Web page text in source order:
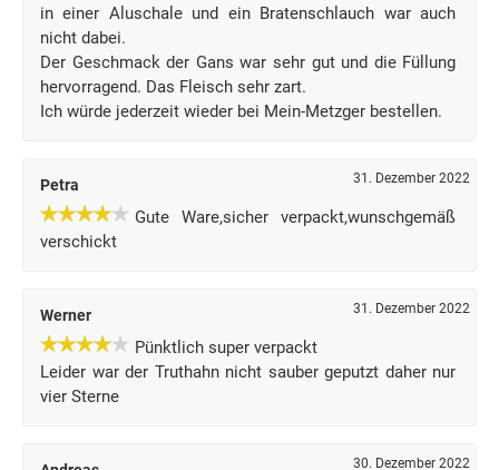
in einer Aluschale und ein Bratenschlauch war auch
nicht dabei.
Der Geschmack der Gans war sehr gut und die Füllung
hervorragend. Das Fleisch sehr zart.
Ich würde jederzeit wieder bei Mein-Metzger bestellen.
Petra 31. Dezember 2022
Gute Ware,sicher verpackt,wunschgemäß
verschickt
Werner 31. Dezember 2022
Pünktlich super verpackt
Leider war der Truthahn nicht sauber geputzt daher nur
vier Sterne
30. Dezember 2022